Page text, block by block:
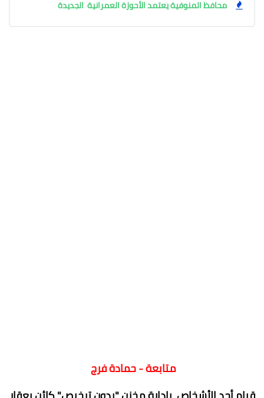
محافظ المنوفية يعتمد الأحوزة العمرانية الجديدة
متابعة - حمادة فرج